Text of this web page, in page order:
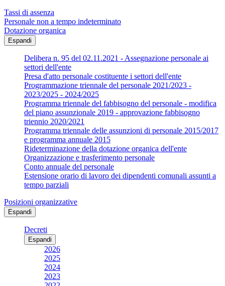
Tassi di assenza
Personale non a tempo indeterminato
Dotazione organica
Espandi
Delibera n. 95 del 02.11.2021 - Assegnazione personale ai
settori dell'ente
Presa d'atto personale costituente i settori dell'ente
Programmazione triennale del personale 2021/2023 -
2023/2025 - 2024/2025
Programma triennale del fabbisogno del personale - modifica
del piano assunzionale 2019 - approvazione fabbisogno
triennio 2020/2021
Programma triennale delle assunzioni di personale 2015/2017
e programma annuale 2015
Rideterminazione della dotazione organica dell'ente
Organizzazione e trasferimento personale
Conto annuale del personale
Estensione orario di lavoro dei dipendenti comunali assunti a
tempo parziali
Posizioni organizzative
Espandi
Decreti
Espandi
2026
2025
2024
2023